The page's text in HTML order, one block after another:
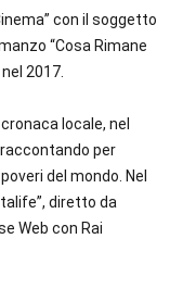
con il soggetto
“Cosa Rimane
2017.
locale, nel
per
del mondo. Nel
diretto da
Web con Rai